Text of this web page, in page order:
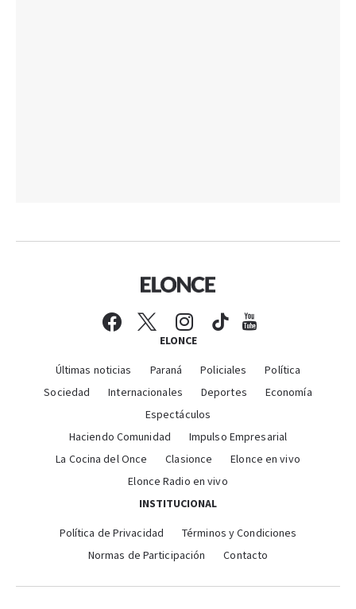
ELONCE
Últimas noticias Paraná Policiales
Política
Sociedad
Internacionales Deportes
Economía
Espectáculos
Haciendo Comunidad
Impulso Empresarial
La Cocina del Once
Clasionce
Elonce en vivo
Elonce Radio en vivo
INSTITUCIONAL
Política de Privacidad
Términos y Condiciones
Normas de Participación
Contacto